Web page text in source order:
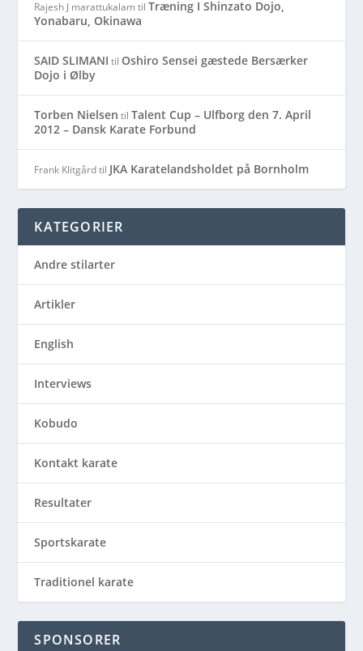
Rajesh J marattukalamtilTræning I Shinzato Dojo,
Yonabaru, Okinawa
SAID SLIMANI til Oshiro Sensei gæstede Bersærker
Dojo i Ølby
Torben Nielsen tilTalent Cup – Ulfborg den 7. April
2012 – Dansk Karate Forbund
Frank Klitgårdtil JKA Karatelandsholdet på Bornholm
KATEGORIER
Andre stilarter
Artikler
English
Interviews
Kobudo
Kontakt karate
Resultater
Sportskarate
Traditionel karate
SPONSORER